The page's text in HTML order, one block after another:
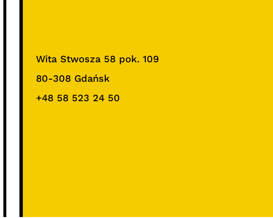
Wita Stwosza 58 pok. 109
80-308 Gdańsk
+48 58 523 24 50